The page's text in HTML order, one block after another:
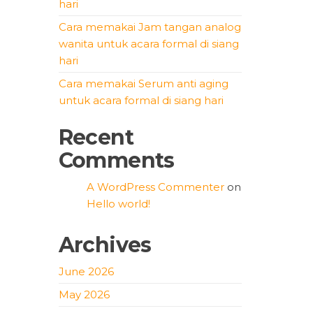
hari
Cara memakai Jam tangan analog
wanita untuk acara formal di siang
hari
Cara memakai Serum anti aging
untuk acara formal di siang hari
Recent
Comments
A WordPress Commenteron
Hello world!
Archives
June 2026
May 2026